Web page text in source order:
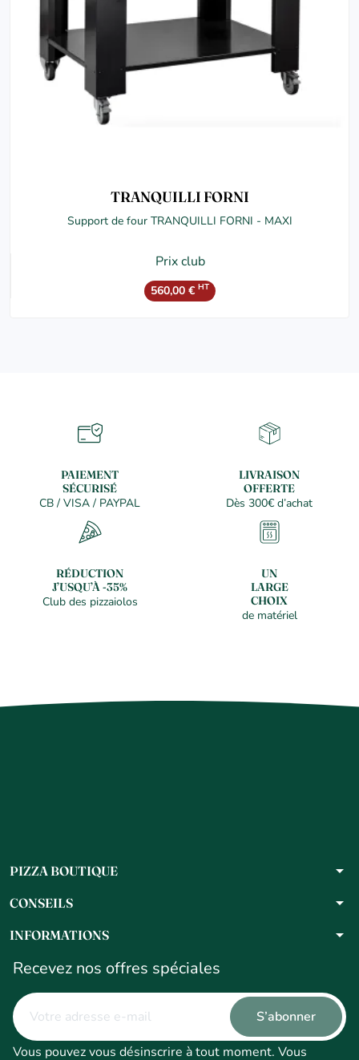
TRANQUILLI FORNI
Support de four TRANQUILLI FORNI - MAXI
Prix club
560,00 € HT
PAIEMENT
SÉCURISÉ
CB / VISA / PAYPAL
LIVRAISON
OFFERTE
Dès 300€ d’achat
RÉDUCTION
J’USQU’À -35%
Club des pizzaiolos
UN
LARGE
CHOIX
de matériel
PIZZA BOUTIQUE arrow_drop_down
CONSEILS arrow_drop_down
INFORMATIONS arrow_drop_down
Recevez nos offres spéciales
Vous pouvez vous désinscrire à tout moment. Vous